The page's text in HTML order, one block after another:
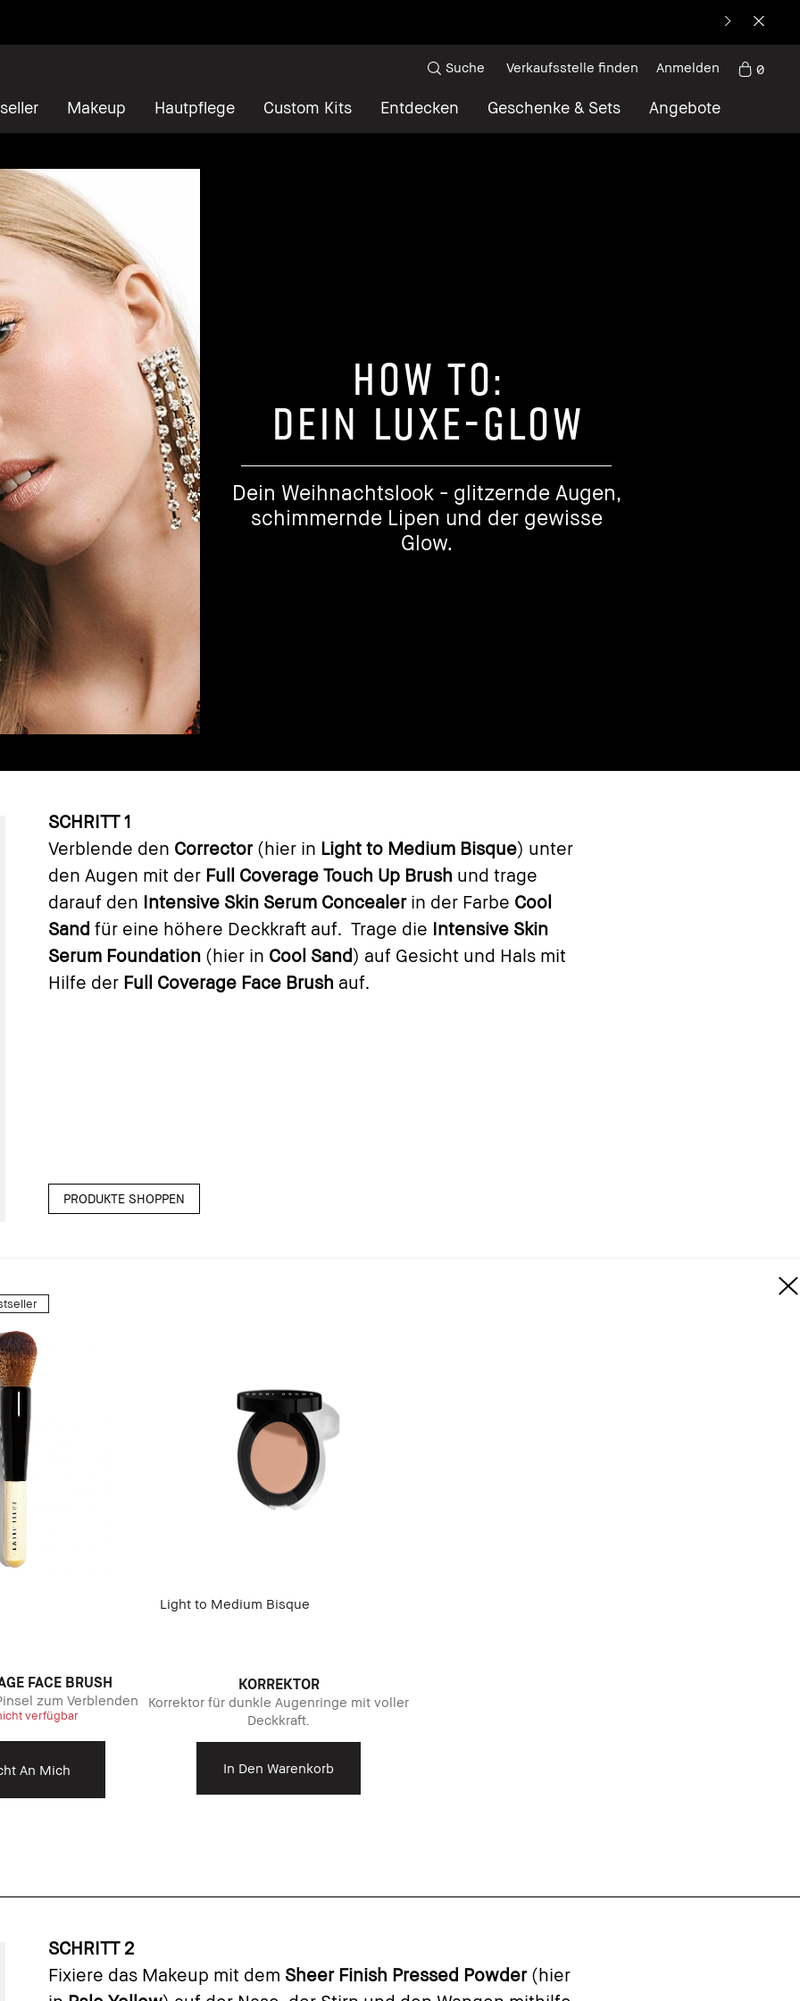
Makeup Hautpflege Custom Kits Entdecken Geschenke & Sets Angebote
Suche Verkaufsstelle finden Anmelden 0
HOW TO:
DEIN LUXE-GLOW
Dein Weihnachtslook - glitzernde Augen,
schimmernde Lipen und der gewisse
Glow.
SCHRITT 1
Verblende den Corrector (hier in Light to Medium Bisque) unter
den Augen mit der Full Coverage Touch Up Brush und trage
darauf den Intensive Skin Serum Concealer in der Farbe Cool
Sand für eine höhere Deckkraft auf. Trage die Intensive Skin
Serum Foundation (hier in Cool Sand) auf Gesicht und Hals mit
Hilfe der Full Coverage Face Brush auf.
PRODUKTE SHOPPEN
FACE BRUSH
zum Verblenden
verfügbar
An Mich
Light to Medium Bisque
KORREKTOR
Korrektor für dunkle Augenringe mit voller
Deckkraft.
In Den Warenkorb
SCHRITT 2
Fixiere das Makeup mit dem Sheer Finish Pressed Powder (hier